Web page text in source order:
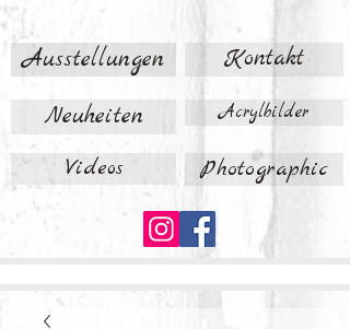
Ausstellungen Kontakt
Neuheiten Acrylbilder
Videos Photographic